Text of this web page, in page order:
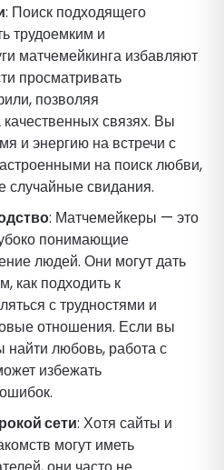
: Поиск подходящего
трудоемким и
матчемейкинга избавляют
просматривать
позволяя
качественных связях. Вы
и энергию на встречи с
на поиск любви,
случайные свидания.
: Матчемейкеры — это
понимающие
людей. Они могут дать
как подходить к
с трудностями и
отношения. Если вы
найти любовь, работа с
избежать
сети: Хотя сайты и
могут иметь